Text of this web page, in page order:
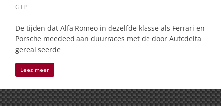
GTP
De tijden dat Alfa Romeo in dezelfde klasse als Ferrari en
Porsche meedeed aan duurraces met de door Autodelta
gerealiseerde
Lees meer